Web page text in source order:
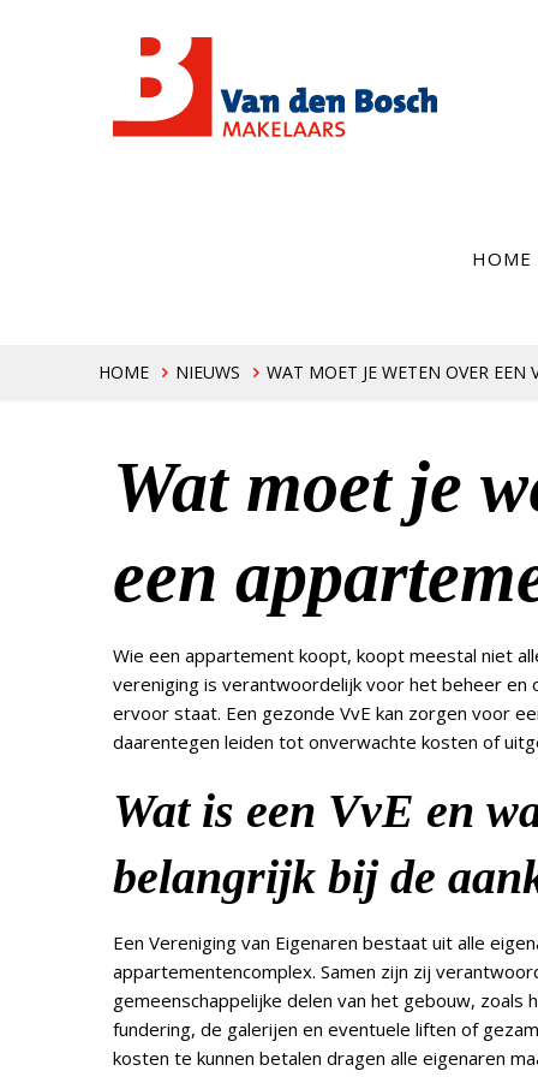
HOME
HOME NIEUWS WAT MOET JE WETEN OVER EEN
Wat moet je
een
Wie een appartement koopt, koopt meestal niet
vereniging is verantwoordelijk voor het beheer en
ervoor staat. Een gezonde VvE kan zorgen voor
daarentegen leiden tot onverwachte kosten of
Wat is een VvE en
belangrijk bij de
Een Vereniging van Eigenaren bestaat uit alle
appartementencomplex. Samen zijn zij
gemeenschappelijke delen van het gebouw, zoals
fundering, de galerijen en eventuele liften of
kosten te kunnen betalen dragen alle eigenaren